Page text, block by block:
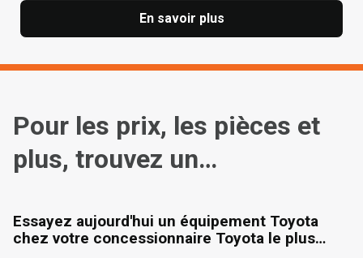
En savoir plus
Pour les prix, les pièces et
plus, trouvez un
Essayez aujourd'hui un équipement Toyota
chez votre concessionnaire Toyota le plus